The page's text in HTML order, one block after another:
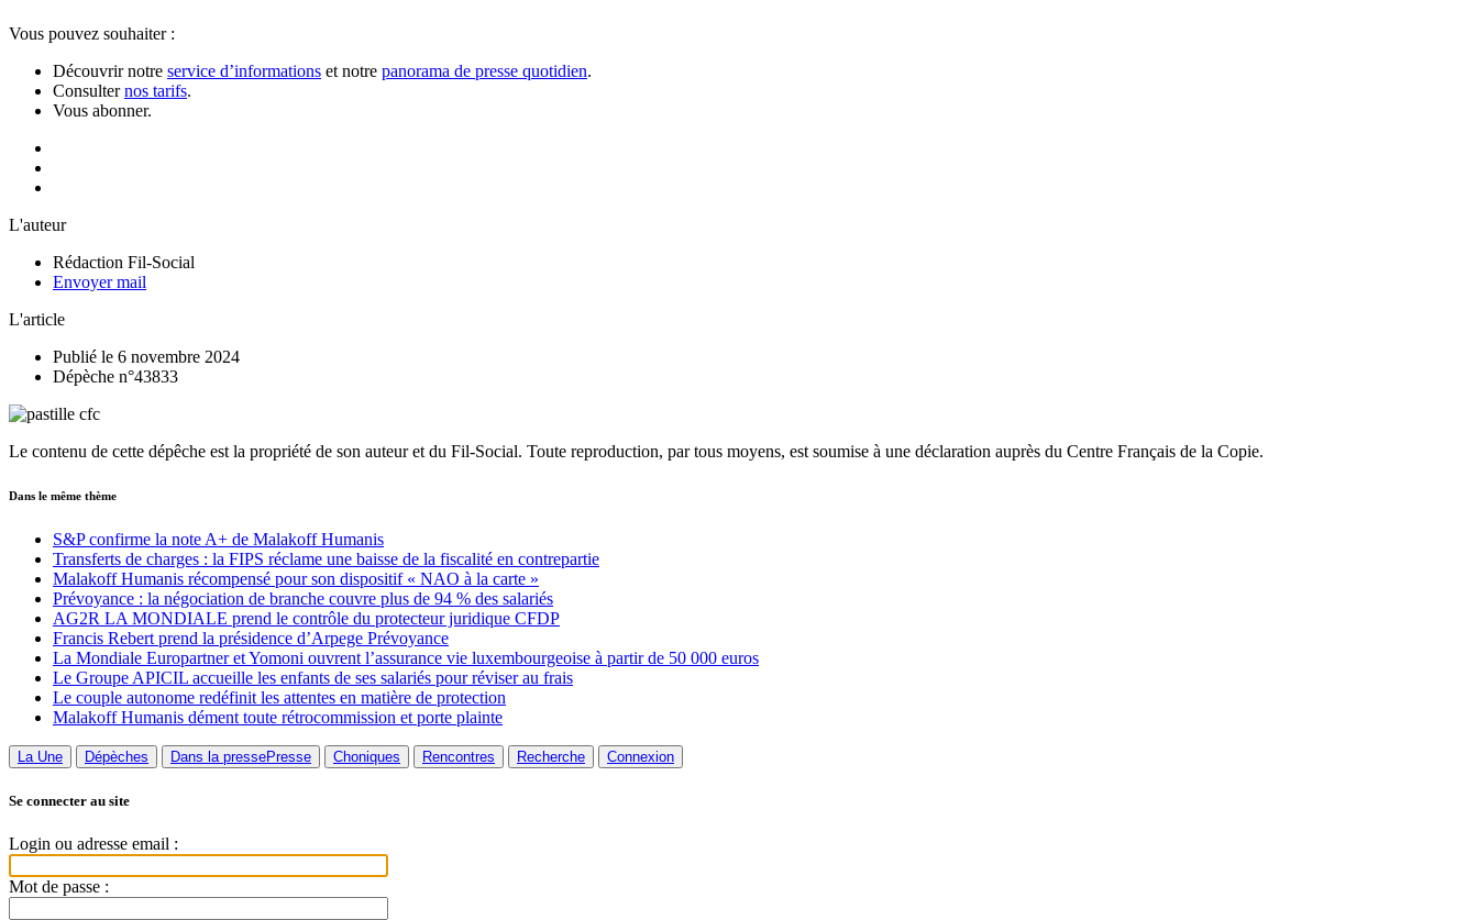
Vous pouvez souhaiter :
Découvrir notre service d’informations et notre panorama de presse quotidien.
Consulternos tarifs.
Vous abonner.
L'auteur
Rédaction Fil-Social
Envoyer mail
L'article
Publié le 6 novembre 2024
Dépèche n°43833
Le contenu de cette dépêche est la propriété de son auteur et du Fil-Social. Toute reproduction, par tous moyens, est soumise à une déclaration auprès du Centre Français de la Copie.
Dans le même thème
S&P confirme la note A+ de Malakoff Humanis
Transferts de charges : la FIPS réclame une baisse de la fiscalité en contrepartie
Malakoff Humanis récompensé pour son dispositif « NAO à la carte »
Prévoyance : la négociation de branche couvre plus de 94 % des salariés
AG2R LA MONDIALE prend le contrôle du protecteur juridique CFDP
Francis Rebert prend la présidence d’Arpege Prévoyance
La Mondiale Europartner et Yomoni ouvrent l’assurance vie luxembourgeoise à partir de 50 000 euros
Le Groupe APICIL accueille les enfants de ses salariés pour réviser au frais
Le couple autonome redéfinit les attentes en matière de protection
Malakoff Humanis dément toute rétrocommission et porte plainte
La Une Dépèches Dans la pressePresse Choniques Rencontres Recherche Connexion
Se connecter au site
Login ou adresse email :
Mot de passe :